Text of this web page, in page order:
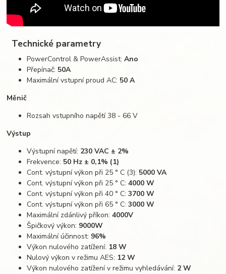
Technické parametry
PowerControl & PowerAssist:Ano
Přepínač: 50A
Maximální vstupní proud AC: 50 A
Měnič​
Rozsah vstupního napětí 38 - 66 V
Výstup
Výstupní napětí: 230 VAC ± 2%
Frekvence: 50 Hz ± 0,1% (1)
Cont. výstupní výkon při 25 ° C (3): 5000 VA
Cont. výstupní výkon při 25 ° C:4000 W
Cont. výstupní výkon při 40 ° C:3700 W
Cont. výstupní výkon při 65 ° C:3000 W
Maximální zdánlivý příkon:4000V
Špičkový výkon: 9000W
Maximální účinnost: 96%
Výkon nulového zatížení: 18 W
Nulový výkon v režimu AES: 12 W
Výkon nulového zatížení v režimu vyhledávání: 2 W​